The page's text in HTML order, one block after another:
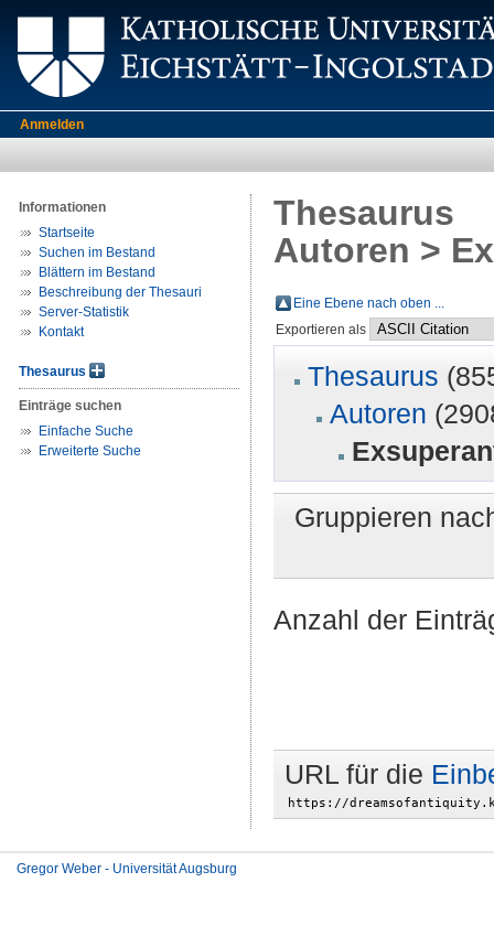
Anmelden
Informationen
Startseite
Suchen im Bestand
Blättern im Bestand
Beschreibung der Thesauri
Server-Statistik
Kontakt
Thesaurus
Einträge suchen
Einfache Suche
Erweiterte Suche
Thesaurus
Autoren >
Eine Ebene nach oben ...
Exportieren als
Thesaurus
Autoren
Gruppieren
Anzahl der
URL für die
Gregor Weber - Universität Augsburg